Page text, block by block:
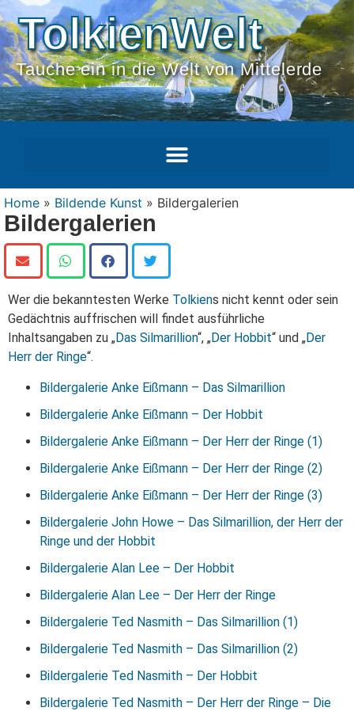
TolkienWelt
Tauche ein in die Welt von Mittelerde
Home » Bildende Kunst » Bildergalerien
Bildergalerien
Wer die bekanntesten Werke Tolkiens nicht kennt oder sein
Gedächtnis auffrischen will findet ausführliche
Inhaltsangaben zu „Das Silmarillion“, „Der Hobbit“ und „Der
Herr der Ringe“.
Bildergalerie Anke Eißmann – Das Silmarillion
Bildergalerie Anke Eißmann – Der Hobbit
Bildergalerie Anke Eißmann – Der Herr der Ringe (1)
Bildergalerie Anke Eißmann – Der Herr der Ringe (2)
Bildergalerie Anke Eißmann – Der Herr der Ringe (3)
Bildergalerie John Howe – Das Silmarillion, der Herr der
Ringe und der Hobbit
Bildergalerie Alan Lee – Der Hobbit
Bildergalerie Alan Lee – Der Herr der Ringe
Bildergalerie Ted Nasmith – Das Silmarillion (1)
Bildergalerie Ted Nasmith – Das Silmarillion (2)
Bildergalerie Ted Nasmith – Der Hobbit
Bildergalerie Ted Nasmith – Der Herr der Ringe – Die